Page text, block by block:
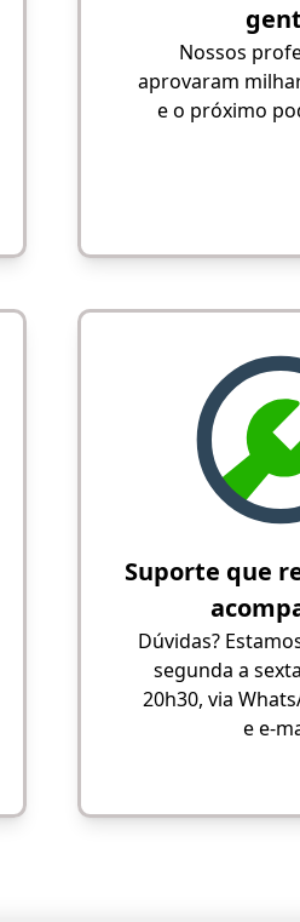
Nossos
aprovaram
e o próximo
Suporte que
Dúvidas?
segunda a
20h30, via
e e-